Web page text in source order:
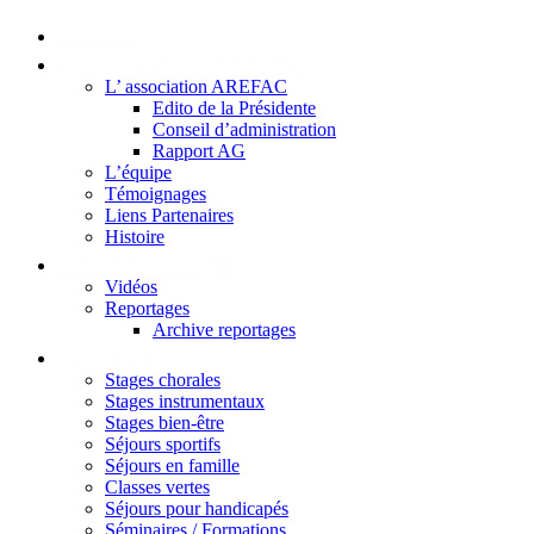
L’ association AREFAC
Edito de la Présidente
Conseil d’administration
Rapport AG
L’équipe
Témoignages
Liens Partenaires
Histoire
Vidéos
Reportages
Archive reportages
Stages chorales
Stages instrumentaux
Stages bien-être
Séjours sportifs
Séjours en famille
Classes vertes
Séjours pour handicapés
Séminaires / Formations